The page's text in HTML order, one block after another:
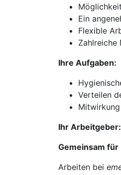
Ein
Flexible
Zahlreiche
Ihre Aufgaben:
Verteilen
Ihr Arbeitgeber:
Gemeinsam
Arbeiten bei